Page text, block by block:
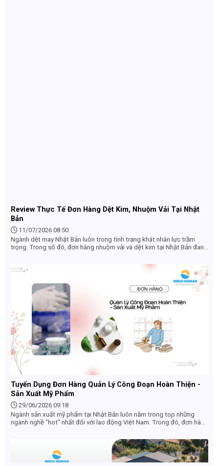
Review Thực Tế Đơn Hàng Dệt Kim, Nhuộm Vải Tại Nhật
Bản
11/07/2026 08:50
Ngành dệt may Nhật Bản luôn trong tình trạng khát nhân lực trầm
trọng. Trong số đó, đơn hàng nhuộm vải và dệt kim tại Nhật Bản đang
thu nhập ổn định, việc làm thêm nhiều và điều kiện tuyển dụng không
quá khắt khe. Nếu bạn đang tìm hiểu về công việc này để đi xuất khẩu
lao động Nhật Bản, bài viết dưới đây sẽ cung cấp cho bạn cái nhìn
thực tế và chi tiết nhất.
Tuyển Dụng Đơn Hàng Quản Lý Công Đoạn Hoàn Thiện -
Sản Xuất Mỹ Phẩm
29/06/2026 09:18
Ngành sản xuất mỹ phẩm tại Nhật Bản luôn nằm trong top những
ngành nghề "hot" nhất đối với lao động Việt Nam. Trong đó, đơn hàng
trường làm việc sạch sẽ, công việc không quá nặng nhọc và cơ hội
với mức lương hấp dẫn, hãy cùng tìm hiểu chi tiết về đơn hàng này
qua bài viết dưới đây.